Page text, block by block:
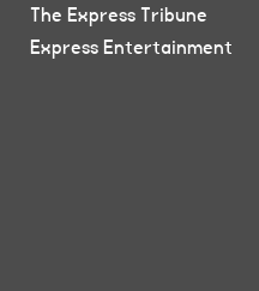
The Express Tribune
Express Entertainment